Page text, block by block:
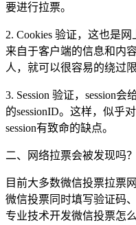
要进行拉票。
2. Cookies 验证，这也是
来自于客户端的信息和内
人，就可以很容易的绕过限
3. Session 验证，session
的sessionID。这样，似乎
session有致命的缺点。
二、网络拉票会被发现吗？
目前大多数微信投票拉票
微信投票同时填写验证码
专业技术开发微信投票怎